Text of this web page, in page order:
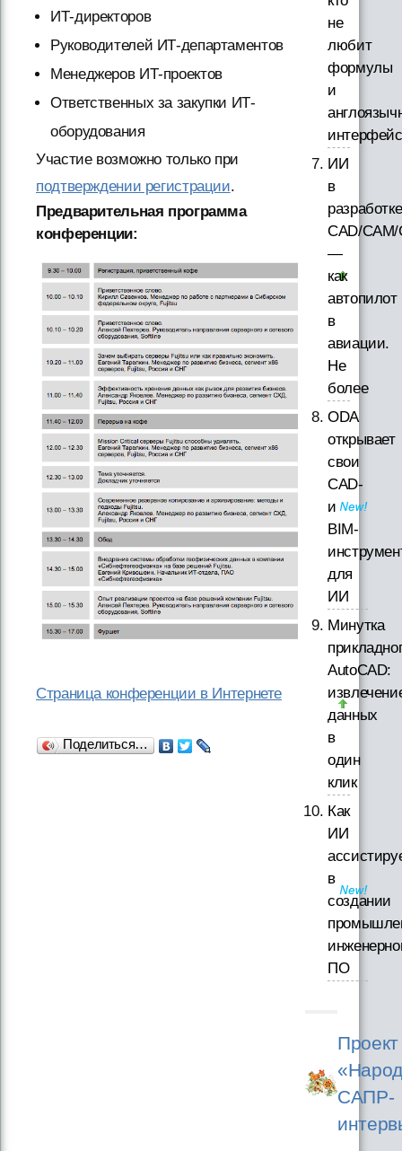
ИТ-директоров
Руководителей ИТ-департаментов
Менеджеров ИТ-проектов
Ответственных за закупки ИТ-
оборудования
Участие возможно только при
подтверждении регистрации.
Предварительная программа
конференции:
Страница конференции в Интернете
Поделиться…
не
любит
формулы
и
ИИ
в
разработке
CAD/
—
как
автопилот
в
авиации.
Не
более
ODA
открывает
свои
CAD-
и
BIM-
для
ИИ
Минутка
AutoCAD:
данных
в
один
клик
Как
ИИ
в
создании
ПО
Проект
САПР-